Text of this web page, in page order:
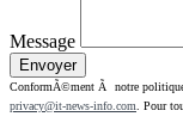
Message
ConformÃ©ment Ã notre politique
privacy@it-news-info.com . Pour